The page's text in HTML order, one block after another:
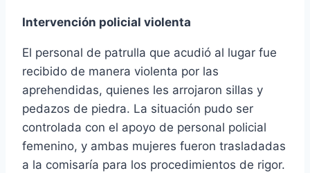
Intervención policial violenta
El personal de patrulla que acudió al lugar fue
recibido de manera violenta por las
aprehendidas, quienes les arrojaron sillas y
pedazos de piedra. La situación pudo ser
controlada con el apoyo de personal policial
femenino, y ambas mujeres fueron trasladadas
a la comisaría para los procedimientos de rigor.